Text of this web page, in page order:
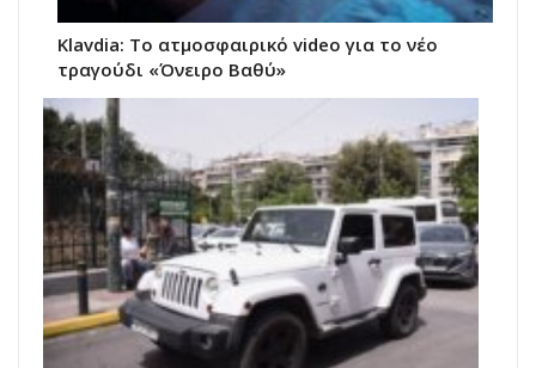
Klavdia: Το ατμοσφαιρικό video για το νέο
τραγούδι «Όνειρο Βαθύ»